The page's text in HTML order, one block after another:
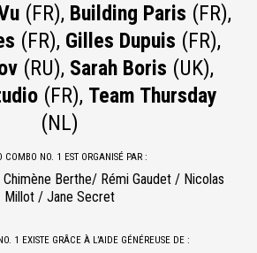
(FR), Building Paris (FR),
(FR), Gilles Dupuis (FR),
(RU), Sarah Boris (UK),
(FR), Team Thursday
(NL)
COMBO NO. 1 EST ORGANISÉ PAR :
Chimène Berthe/ Rémi Gaudet / Nicolas
Millot / Jane Secret
1 EXISTE GRÂCE À L’AIDE GÉNÉREUSE DE :